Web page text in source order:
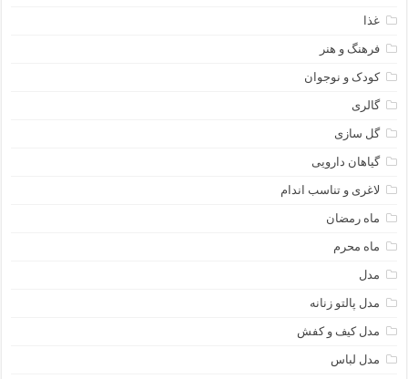
غذا
فرهنگ و هنر
کودک و نوجوان
گالری
گل سازی
گیاهان دارویی
لاغری و تناسب اندام
ماه رمضان
ماه محرم
مدل
مدل پالتو زنانه
مدل کیف و کفش
مدل لباس